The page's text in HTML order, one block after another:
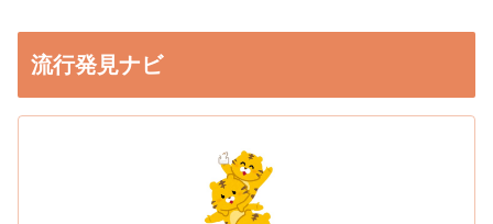
流行発見ナビ